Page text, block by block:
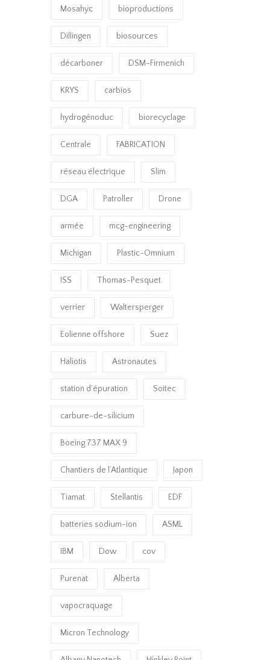
Mosahyc bioproductions
Dillingen biosources
décarboner DSM-Firmenich
KRYS carbios
hydrogénoduc biorecyclage
Centrale FABRICATION
réseau électrique Slim
DGA Patroller Drone
armée mcg-engineering
Michigan Plastic-Omnium
ISS Thomas-Pesquet
verrier Waltersperger
Eolienne offshore Suez
Haliotis Astronautes
station d’épuration Soitec
carbure-de-silicium
Boeing 737 MAX 9
Chantiers de l’Atlantique Japon
Tiamat Stellantis EDF
batteries sodium-ion ASML
IBM Dow cov
Purenat Alberta
vapocraquage
Micron Technology